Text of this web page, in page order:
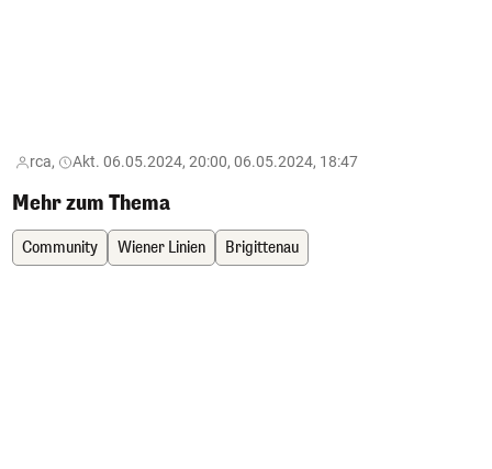
rca, Akt. 06.05.2024, 20:00, 06.05.2024, 18:47
Mehr zum Thema
Community Wiener Linien Brigittenau